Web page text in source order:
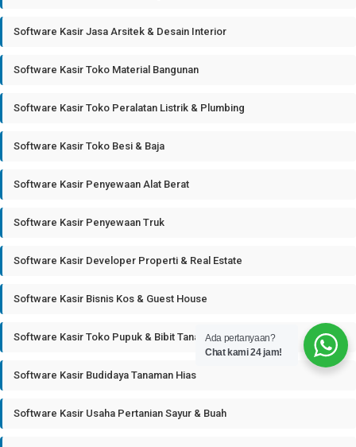
Software Kasir Jasa Arsitek & Desain Interior
Software Kasir Toko Material Bangunan
Software Kasir Toko Peralatan Listrik & Plumbing
Software Kasir Toko Besi & Baja
Software Kasir Penyewaan Alat Berat
Software Kasir Penyewaan Truk
Software Kasir Developer Properti & Real Estate
Software Kasir Bisnis Kos & Guest House
Software Kasir Toko Pupuk & Bibit Tanaman
Software Kasir Budidaya Tanaman Hias
Software Kasir Usaha Pertanian Sayur & Buah
Ada pertanyaan?
Chat kami 24 jam!